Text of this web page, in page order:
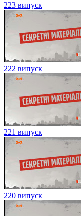
223 випуск
222 випуск
221 випуск
220 випуск